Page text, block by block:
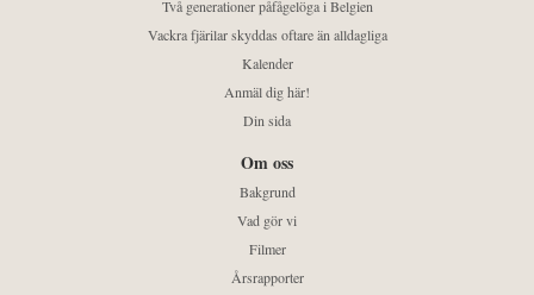
Två generationer påfågelöga i Belgien
Vackra fjärilar skyddas oftare än alldagliga
Kalender
Anmäl dig här!
Din sida
Om oss
Bakgrund
Vad gör vi
Filmer
Årsrapporter